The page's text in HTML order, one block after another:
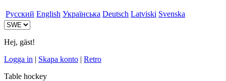
Русский English Українська Deutsch Latviski Svenska
Hej, gäst!
Logga in | Skapa konto | Retro
Table hockey